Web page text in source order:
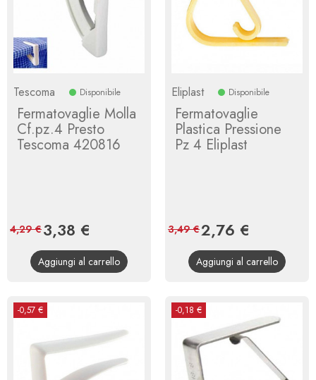
Tescoma Disponibile
Fermatovaglie Molla
Cf.pz.4 Presto
Tescoma 420816
Prezzo
3,38 €
base
4,29 €
Aggiungi al carrello
Eliplast Disponibile
Fermatovaglie
Plastica Pressione
Pz 4 Eliplast
Prezzo
2,76 €
base
3,49 €
Aggiungi al carrello
-0,57 € -0,18 €